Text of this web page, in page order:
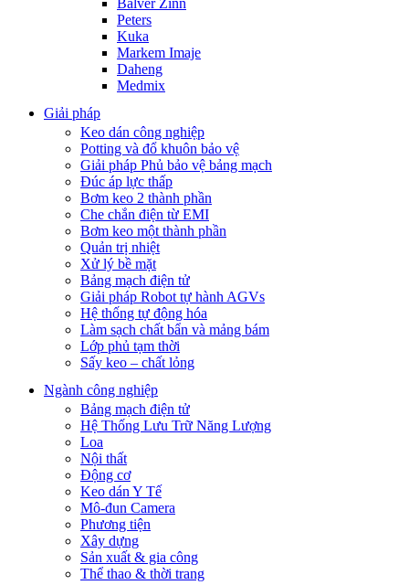
Balver Zinn
Peters
Kuka
Markem Imaje
Daheng
Medmix
Giải pháp
Keo dán công nghiệp
Potting và đổ khuôn bảo vệ
Giải pháp Phủ bảo vệ bảng mạch
Đúc áp lực thấp
Bơm keo 2 thành phần
Che chắn điện từ EMI
Bơm keo một thành phần
Quản trị nhiệt
Xử lý bề mặt
Bảng mạch điện tử
Giải pháp Robot tự hành AGVs
Hệ thống tự động hóa
Làm sạch chất bẩn và mảng bám
Lớp phủ tạm thời
Sấy keo – chất lỏng
Ngành công nghiệp
Bảng mạch điện tử
Hệ Thống Lưu Trữ Năng Lượng
Loa
Nội thất
Động cơ
Keo dán Y Tế
Mô-đun Camera
Phương tiện
Xây dựng
Sản xuất & gia công
Thể thao & thời trang